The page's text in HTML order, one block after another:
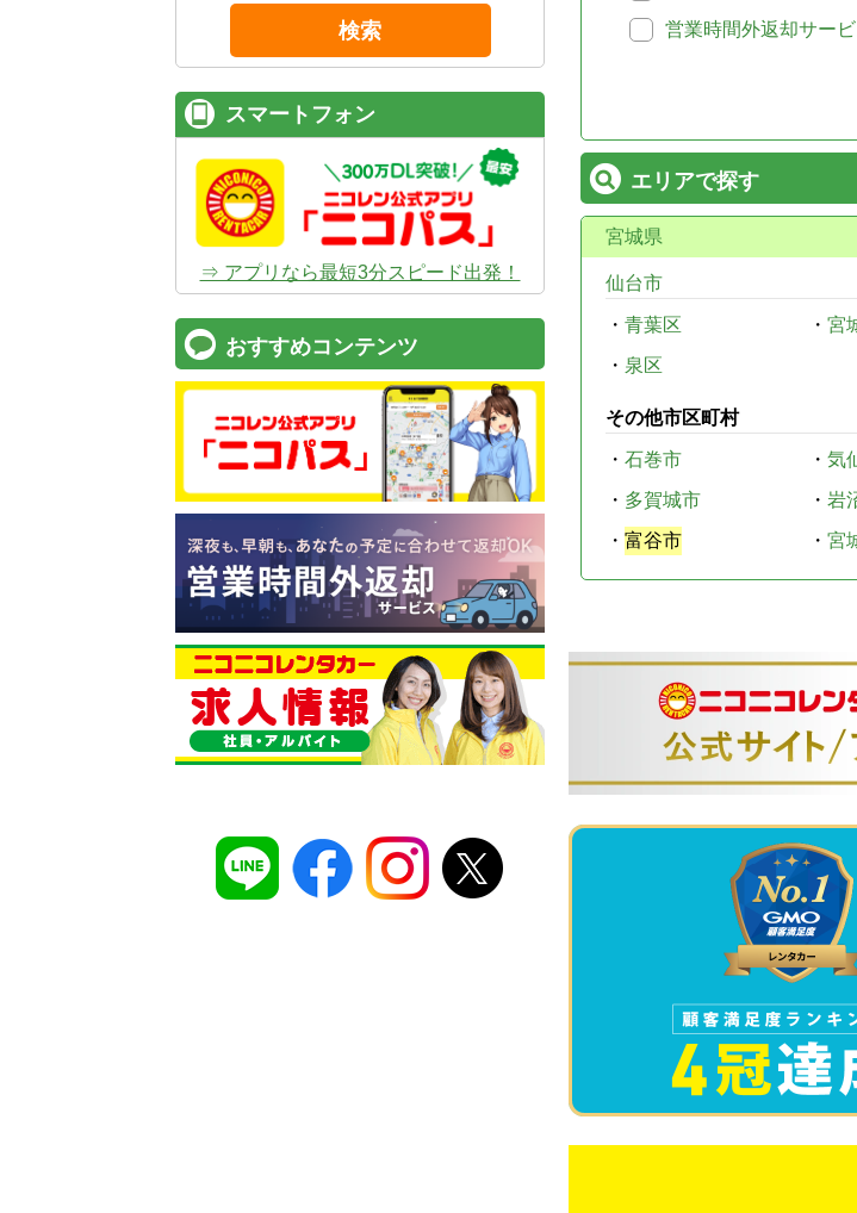
営業時間外返却サービ
エリアで探す
宮城県
仙台市
・ 青葉区 ・ 宮
・ 泉区
その他市区町村
・ 石巻市 ・ 気
・ 多賀城市 ・ 岩
・ 富谷市 ・ 宮
検索
スマートフォン
⇒ アプリなら最短3分スピード出発！
おすすめコンテンツ